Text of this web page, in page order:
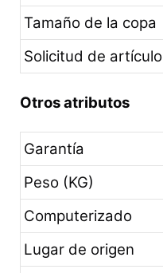
Tamaño de la copa
Solicitud de artículo
Otros atributos
Garantía
Peso (KG)
Computerizado
Lugar de origen